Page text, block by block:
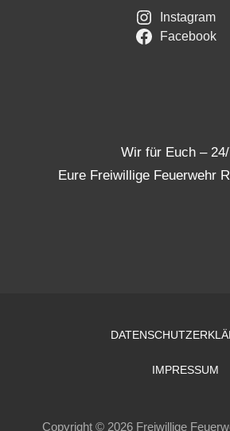
Instagram
Facebook
Wir für Euch –
Eure Freiwillige Feuerwehr
IMPRESSUM
Copyright © 2026 Freiwillige